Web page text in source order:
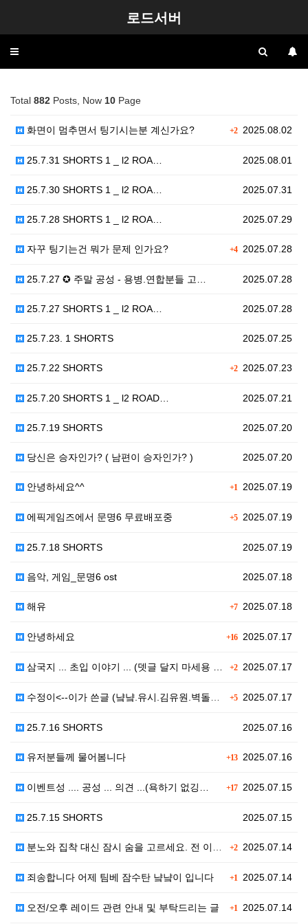
로드서버
Toggle
Total 882 Posts, Now 10 Page
+22025.08.02
화면이 멈추면서 팅기시는분 계신가요?
2025.08.01
25.7.31 SHORTS 1 _ l2 ROA…
2025.07.31
25.7.30 SHORTS 1 _ l2 ROA…
2025.07.29
25.7.28 SHORTS 1 _ l2 ROA…
+42025.07.28
자꾸 팅기는건 뭐가 문제 인가요?
2025.07.28
25.7.27 ✪ 주말 공성 - 용병.연합분들 고…
2025.07.28
25.7.27 SHORTS 1 _ l2 ROA…
2025.07.25
25.7.23. 1 SHORTS
+22025.07.23
25.7.22 SHORTS
2025.07.21
25.7.20 SHORTS 1 _ l2 ROAD…
2025.07.20
25.7.19 SHORTS
2025.07.20
당신은 승자인가? ( 남편이 승자인가? )
+1 2025.07.19
안녕하세요^^
+52025.07.19
에픽게임즈에서 문명6 무료배포중
2025.07.19
25.7.18 SHORTS
2025.07.18
음악, 게임_문명6 ost
+72025.07.18
해유
+162025.07.17
안녕하세요
+22025.07.17
삼국지 ... 초입 이야기 ... (뎃글 달지 마세용 …
+52025.07.17
수정이<--이가 쓴글 (냨냨.유시.김유원.벽돌날라건축업…
2025.07.16
25.7.16 SHORTS
+132025.07.16
유저분들께 물어봄니다
+172025.07.15
이벤트성 .... 공성 ... 의견 ...(욕하기 없깅…
2025.07.15
25.7.15 SHORTS
+22025.07.14
분노와 집착 대신 잠시 숨을 고르세요. 전 이렇게 쉬고…
+1 2025.07.14
죄송합니다 어제 팀베 잠수탄 냨냨이 입니다
+1 2025.07.14
오전/오후 레이드 관련 안내 및 부탁드리는 글